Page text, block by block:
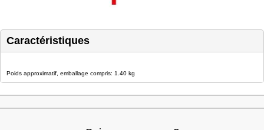
Caractéristiques
Poids approximatif, emballage compris: 1.40 kg